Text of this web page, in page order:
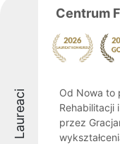
Laureaci
Centrum
Od Nowa to
Rehabilitacji
przez